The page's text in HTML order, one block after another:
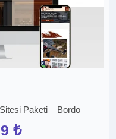
Paketi – Bordo
₺